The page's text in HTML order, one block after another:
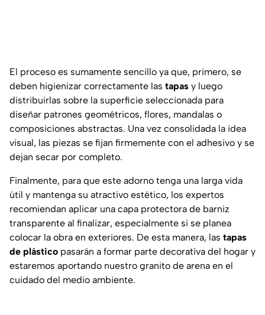
El proceso es sumamente sencillo ya que, primero, se
deben higienizar correctamente las tapas y luego
distribuirlas sobre la superficie seleccionada para
diseñar patrones geométricos, flores, mandalas o
composiciones abstractas. Una vez consolidada la idea
visual, las piezas se fijan firmemente con el adhesivo y se
dejan secar por completo.
Finalmente, para que este adorno tenga una larga vida
útil y mantenga su atractivo estético, los expertos
recomiendan aplicar una capa protectora de barniz
transparente al finalizar, especialmente si se planea
colocar la obra en exteriores. De esta manera, las tapas
de plástico pasarán a formar parte decorativa del hogar y
estaremos aportando nuestro granito de arena en el
cuidado del medio ambiente.